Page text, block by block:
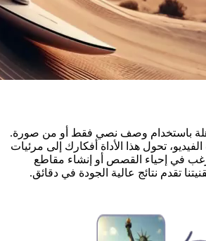
باستخدام وصف نصي فقط أو من صورة.
تحول هذا الأداة أفكارك إلى مرئيات
في إحياء القصص أو إنشاء مقاطع
تقدم نتائج عالية الجودة في دقائق.